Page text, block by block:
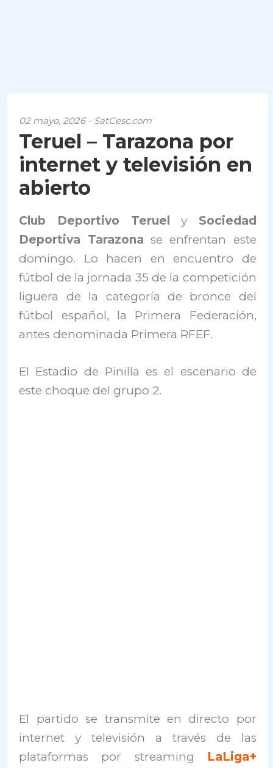
02 mayo, 2026 - SatCesc.com
Teruel – Tarazona por
internet y televisión en
abierto
Club Deportivo Teruely Sociedad
Deportiva Tarazona se enfrentan este
domingo. Lo hacen en encuentro de
fútbol de la jornada 35 de la competición
liguera de la categoría de bronce del
fútbol español, la Primera Federación,
antes denominada Primera RFEF.
El Estadio de Pinilla es el escenario de
este choque del grupo 2.
El partido se transmite en directo por
internet y televisión a través de las
plataformas por streaming LaLiga+